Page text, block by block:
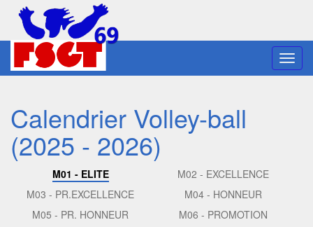
Calendrier Volley-ball
(2025 - 2026)
M01 - ELITE
M02 - EXCELLENCE
M03 - PR.EXCELLENCE
M04 - HONNEUR
M05 - PR. HONNEUR
M06 - PROMOTION